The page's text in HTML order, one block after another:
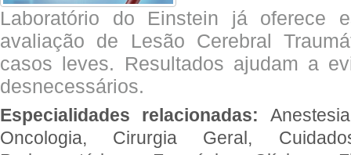
Laboratório do Einstein já oferece
avaliação de Lesão Cerebral
casos leves. Resultados ajudam a
desnecessários.
Especialidades relacionadas:
Oncologia, Cirurgia Geral,